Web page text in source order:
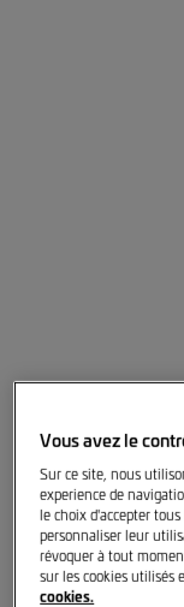
Vous avez le
Sur ce site, nous
experience de
le choix d'accepter
personnaliser leur
révoquer à tout
sur les cookies utilisés
cookies.